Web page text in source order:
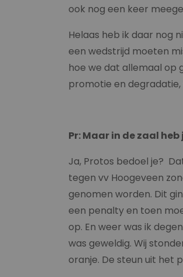
ook nog een keer
Helaas heb ik daar nog
een wedstrijd moeten
hoe we dat allemaal op
promotie en
Pr: Maar in de zaal
Ja, Protos bedoel je?
tegen vv Hoogeveen
genomen worden. Dit
een penalty en toen
op. En weer was ik
was geweldig. Wij
oranje. De steun uit het